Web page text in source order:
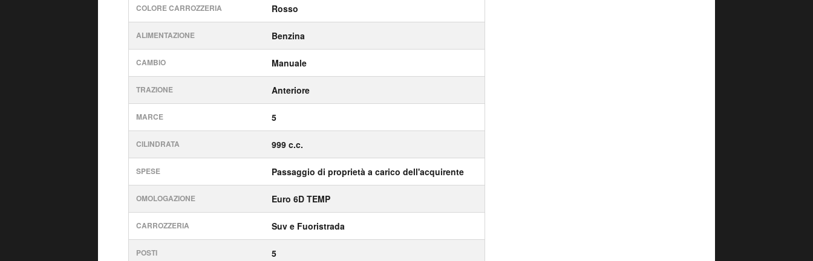
COLORE CARROZZERIA Rosso
ALIMENTAZIONE Benzina
CAMBIO Manuale
TRAZIONE Anteriore
MARCE 5
CILINDRATA 999 c.c.
SPESE Passaggio di proprietà a carico dell'acquirente
OMOLOGAZIONE Euro 6D TEMP
CARROZZERIA Suv e Fuoristrada
POSTI 5